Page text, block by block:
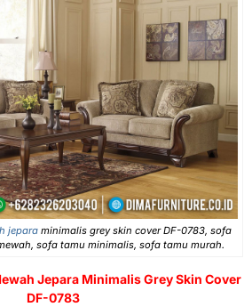
jeparaminimalis grey skin cover DF-0783, sofa
sofa tamu minimalis, sofa tamu murah.
Jepara Minimalis Grey Skin Cover
DF-0783